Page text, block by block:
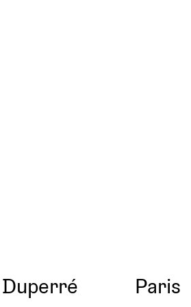
Duperré Paris